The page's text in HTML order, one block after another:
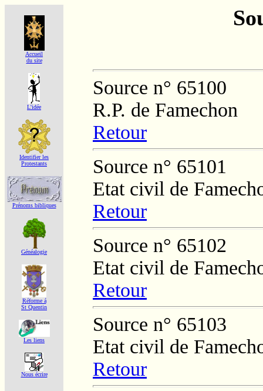
Accueil
du site
L'idée
Identifier les
Protestants
Prénoms bibliques
Généalogie
Réforme á
St Quentin
Les liens
Nous écrire
Source n° 65100
R.P. de Famechon
Retour
Source n° 65101
Etat civil de
Retour
Source n° 65102
Etat civil de
Retour
Source n° 65103
Etat civil de
Retour